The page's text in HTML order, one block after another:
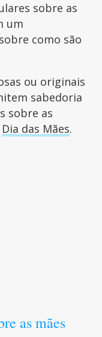
sobre as
um
como são
ou originais
sabedoria
sobre as
Dia das Mães.
as mães